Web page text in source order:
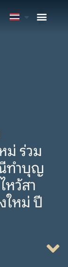
ม่ ร่วม
ณีทำบุญ
หว้สา
ใหม่ ปี